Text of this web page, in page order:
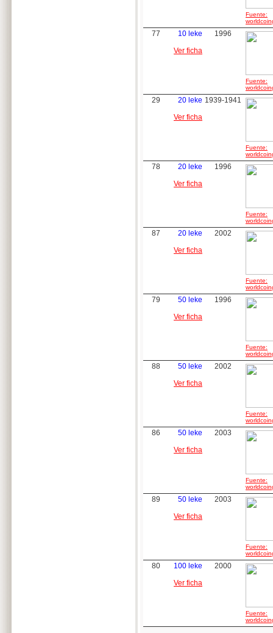
Fuente:
77
10 leke
Ver ficha
1996
Fuente:
29
20 leke
Ver ficha
1939-1941
Fuente:
78
20 leke
Ver ficha
1996
Fuente:
87
20 leke
Ver ficha
2002
Fuente:
79
50 leke
Ver ficha
1996
Fuente:
88
50 leke
Ver ficha
2002
Fuente:
86
50 leke
Ver ficha
2003
Fuente:
89
50 leke
Ver ficha
2003
Fuente:
80
100 leke
Ver ficha
2000
Fuente: